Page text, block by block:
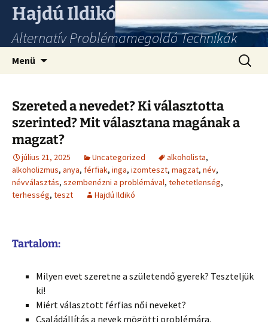
Hajdú Ildikó
Alternatív Problémamegoldó Technikák
Menü
Szereted a nevedet? Ki választotta
szerinted? Mit választana magának a
magzat?
július 21, 2025 Uncategorized alkoholista,
alkoholizmus, anya, férfiak, inga, izomteszt, magzat, név,
névválasztás, szembenézni a problémával, tehetetlenség,
terhesség, teszt Hajdú Ildikó
Tartalom:
Milyen evet szeretne a születendő gyerek? Teszteljük
ki!
Miért választott férfias női neveket?
Családállítás a nevek mögötti problémára.